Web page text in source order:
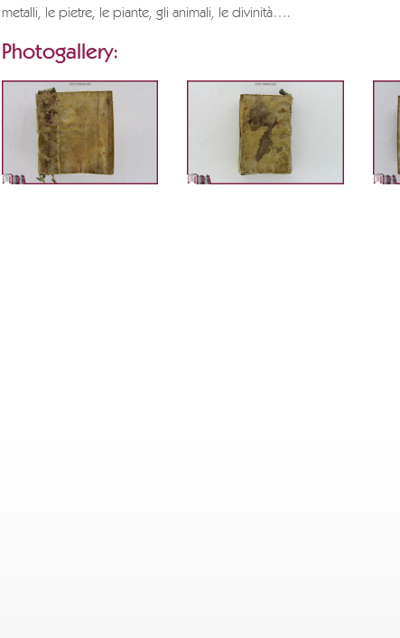
metalli, le pietre, le piante, gli animali, le divinità….
Photogallery: